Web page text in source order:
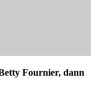
Fournier, dann